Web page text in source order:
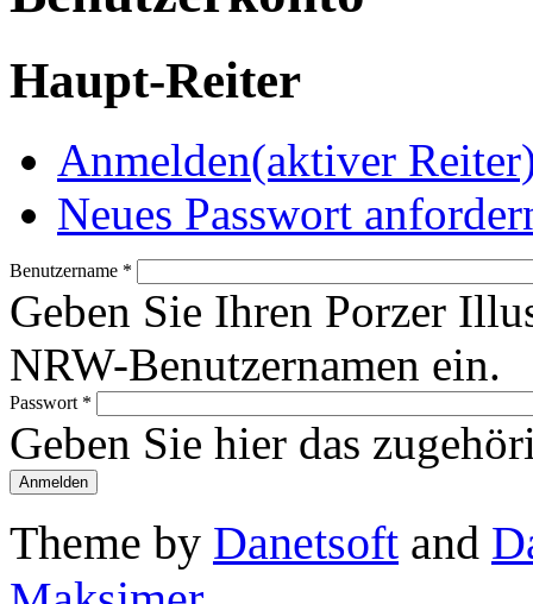
Haupt-Reiter
Anmelden(aktiver
Neues Passwort
Benutzername *
Geben Sie Ihren Porzer
NRW-Benutzernamen ein.
Passwort *
Geben Sie hier das
Theme by Danetsoft and